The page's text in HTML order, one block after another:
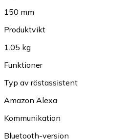
150 mm
Produktvikt
1.05 kg
Funktioner
Typ av röstassistent
Amazon Alexa
Kommunikation
Bluetooth-version